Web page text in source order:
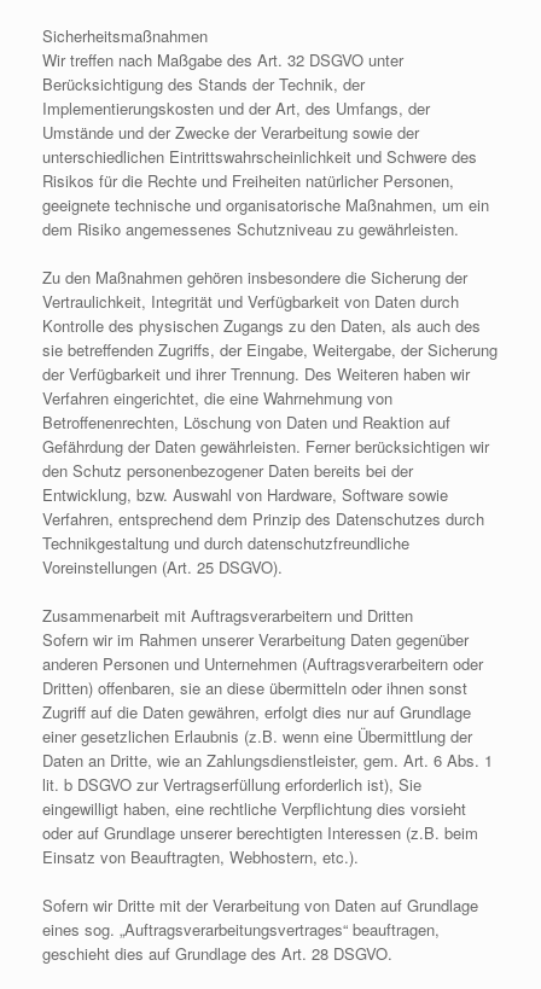
Sicherheitsmaßnahmen
Wir treffen nach Maßgabe des Art. 32 DSGVO unter
Berücksichtigung des Stands der Technik, der
Implementierungskosten und der Art, des Umfangs, der
Umstände und der Zwecke der Verarbeitung sowie der
unterschiedlichen Eintrittswahrscheinlichkeit und Schwere des
Risikos für die Rechte und Freiheiten natürlicher Personen,
geeignete technische und organisatorische Maßnahmen, um ein
dem Risiko angemessenes Schutzniveau zu gewährleisten.
Zu den Maßnahmen gehören insbesondere die Sicherung der
Vertraulichkeit, Integrität und Verfügbarkeit von Daten durch
Kontrolle des physischen Zugangs zu den Daten, als auch des
sie betreffenden Zugriffs, der Eingabe, Weitergabe, der Sicherung
der Verfügbarkeit und ihrer Trennung. Des Weiteren haben wir
Verfahren eingerichtet, die eine Wahrnehmung von
Betroffenenrechten, Löschung von Daten und Reaktion auf
Gefährdung der Daten gewährleisten. Ferner berücksichtigen wir
den Schutz personenbezogener Daten bereits bei der
Entwicklung, bzw. Auswahl von Hardware, Software sowie
Verfahren, entsprechend dem Prinzip des Datenschutzes durch
Technikgestaltung und durch datenschutzfreundliche
Voreinstellungen (Art. 25 DSGVO).
Zusammenarbeit mit Auftragsverarbeitern und Dritten
Sofern wir im Rahmen unserer Verarbeitung Daten gegenüber
anderen Personen und Unternehmen (Auftragsverarbeitern oder
Dritten) offenbaren, sie an diese übermitteln oder ihnen sonst
Zugriff auf die Daten gewähren, erfolgt dies nur auf Grundlage
einer gesetzlichen Erlaubnis (z.B. wenn eine Übermittlung der
Daten an Dritte, wie an Zahlungsdienstleister, gem. Art. 6 Abs. 1
lit. b DSGVO zur Vertragserfüllung erforderlich ist), Sie
eingewilligt haben, eine rechtliche Verpflichtung dies vorsieht
oder auf Grundlage unserer berechtigten Interessen (z.B. beim
Einsatz von Beauftragten, Webhostern, etc.).
Sofern wir Dritte mit der Verarbeitung von Daten auf Grundlage
eines sog. „Auftragsverarbeitungsvertrages“ beauftragen,
geschieht dies auf Grundlage des Art. 28 DSGVO.